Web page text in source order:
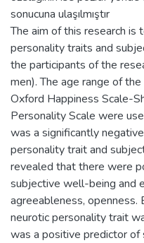
sonucuna ulaşılmıştır
The aim of this research
personality traits and
the participants of the
men). The age range of
Oxford Happiness Scale-
Personality Scale were
was a significantly
personality trait and
revealed that there were
subjective well-being and
agreeableness,
neurotic personality trait
was a positive predictor